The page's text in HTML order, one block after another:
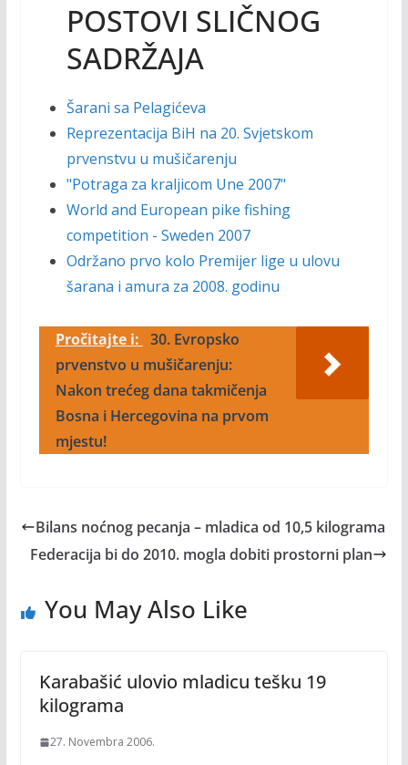
POSTOVI SLIČNOG
SADRŽAJA
Šarani sa Pelagićeva
Reprezentacija BiH na 20. Svjetskom
prvenstvu u mušičarenju
"Potraga za kraljicom Une 2007"
World and European pike fishing
competition - Sweden 2007
Održano prvo kolo Premijer lige u ulovu
šarana i amura za 2008. godinu
Pročitajte i: 30. Evropsko
prvenstvo u mušičarenju:
Nakon trećeg dana takmičenja
Bosna i Hercegovina na prvom
mjestu!
Bilans noćnog pecanja – mladica od 10,5 kilograma
Federacija bi do 2010. mogla dobiti prostorni plan
You May Also Like
Karabašić ulovio mladicu tešku 19
kilograma
27. Novembra 2006.